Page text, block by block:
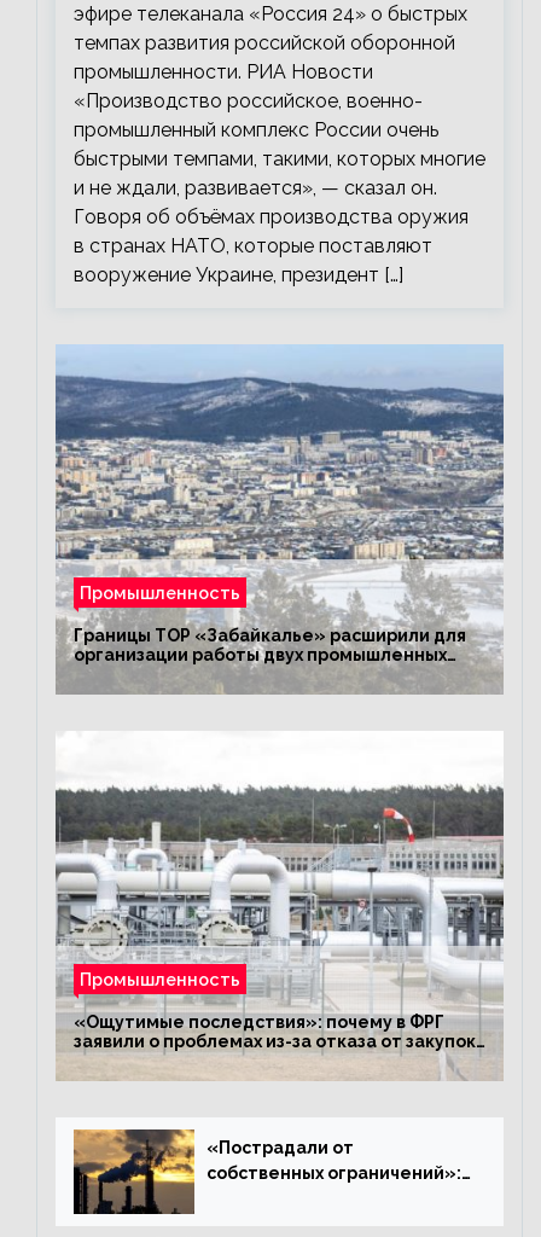
эфире телеканала «Россия 24» о быстрых
темпах развития российской оборонной
промышленности. РИА Новости
«Производство российское, военно-
промышленный комплекс России очень
быстрыми темпами, такими, которых многие
и не ждали, развивается», — сказал он.
Говоря об объёмах производства оружия
в странах НАТО, которые поставляют
вооружение Украине, президент […]
Промышленность
Границы ТОР «Забайкалье» расширили для
организации работы двух промышленных
предприятий
Промышленность
«Ощутимые последствия»: почему в ФРГ
заявили о проблемах из-за отказа от закупок
российского газа
«Пострадали от
собственных ограничений»: